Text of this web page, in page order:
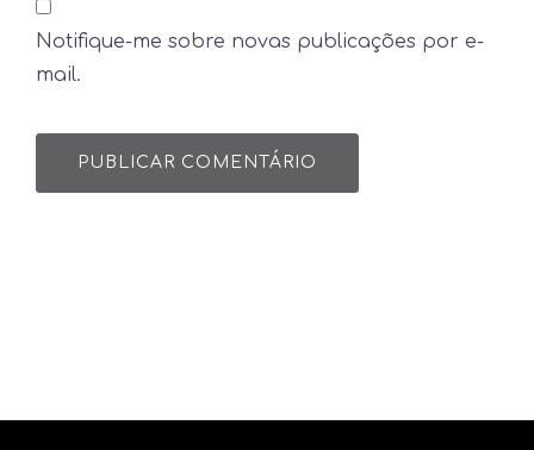
Notifique-me sobre novas publicações por e-
mail.